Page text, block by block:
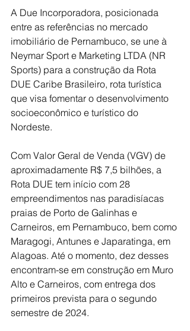
A Due Incorporadora, posicionada
entre as referências no mercado
imobiliário de Pernambuco, se une à
Neymar Sport e Marketing LTDA (NR
Sports) para a construção da Rota
DUE Caribe Brasileiro, rota turística
que visa fomentar o desenvolvimento
socioeconômico e turístico do
Nordeste.
Com Valor Geral de Venda (VGV) de
aproximadamente R$ 7,5 bilhões, a
Rota DUE tem início com 28
empreendimentos nas paradisíacas
praias de Porto de Galinhas e
Carneiros, em Pernambuco, bem como
Maragogi, Antunes e Japaratinga, em
Alagoas. Até o momento, dez desses
encontram-se em construção em Muro
Alto e Carneiros, com entrega dos
primeiros prevista para o segundo
semestre de 2024.